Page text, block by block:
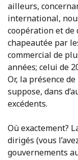
ailleurs,
international,
coopération et de
chapeautée par
commercial de
années; celui de
Or, la présence
suppose, dans
excédents.
Où exactement?
dirigés (vous
gouvernements